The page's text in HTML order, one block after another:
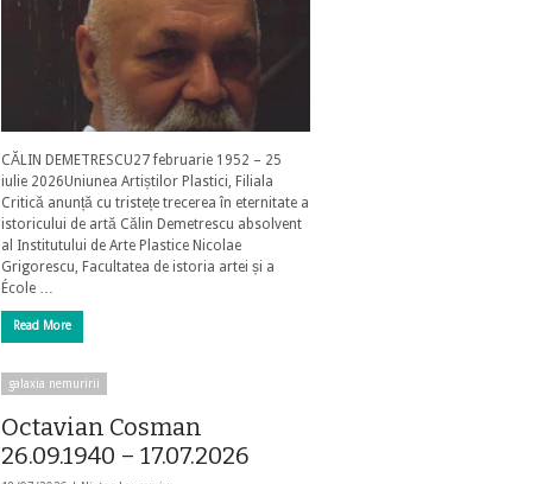
CĂLIN DEMETRESCU27 februarie 1952 – 25
iulie 2026Uniunea Artiștilor Plastici, Filiala
Critică anunță cu tristețe trecerea în eternitate a
istoricului de artă Călin Demetrescu absolvent
al Institutului de Arte Plastice Nicolae
Grigorescu, Facultatea de istoria artei și a
École …
Read More
galaxia nemuririi
Octavian Cosman
26.09.1940 – 17.07.2026